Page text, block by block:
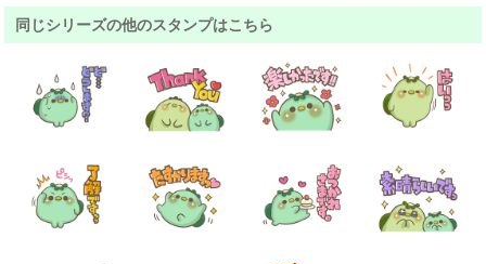
同じシリーズの他のスタンプはこちら